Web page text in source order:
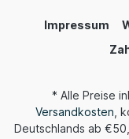
Impressum
* Alle Preise
Versandkosten ,
Deutschlands ab